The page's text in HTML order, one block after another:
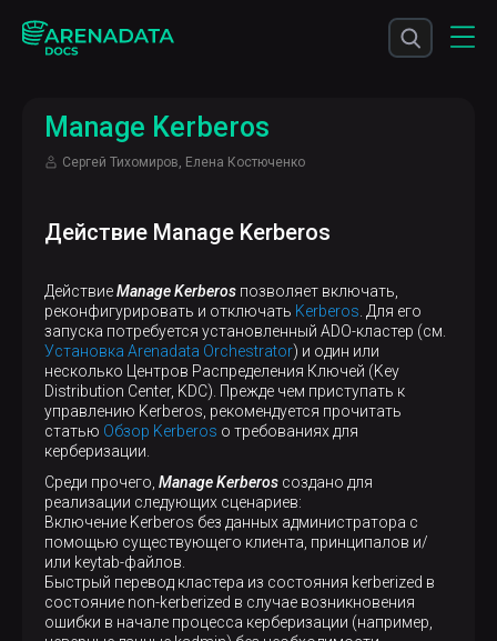
Manage Kerberos
Сергей Тихомиров, Елена Костюченко
Действие Manage Kerberos
ДействиеManage Kerberos позволяет включать,
реконфигурировать и отключать Kerberos . Для его
запуска потребуется установленный ADO-кластер (см.
Установка Arenadata Orchestrator) и один или
несколько Центров Распределения Ключей (Key
Distribution Center, KDC). Прежде чем приступать к
управлению Kerberos, рекомендуется прочитать
статью Обзор Kerberos о требованиях для
керберизации.
Среди прочего, Manage Kerberos создано для
реализации следующих сценариев:
Включение Kerberos без данных администратора с
помощью существующего клиента, принципалов и/
или keytab-файлов.
Быстрый перевод кластера из состояния kerberized в
cостояние non-kerberized в случае возникновения
ошибки в начале процесса керберизации (например,